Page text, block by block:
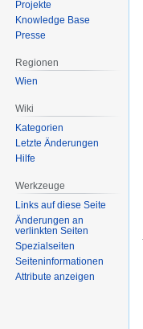
Projekte
Knowledge Base
Presse
Regionen
Wien
Wiki
Kategorien
Letzte Änderungen
Hilfe
Werkzeuge
Links auf diese Seite
Änderungen an
verlinkten Seiten
Spezialseiten
Seiten­informationen
Attribute anzeigen